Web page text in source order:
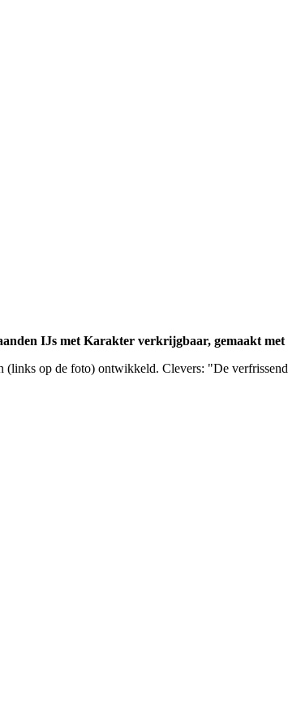
IJs met Karakter verkrijgbaar, gemaakt
op de foto) ontwikkeld. Clevers: "De